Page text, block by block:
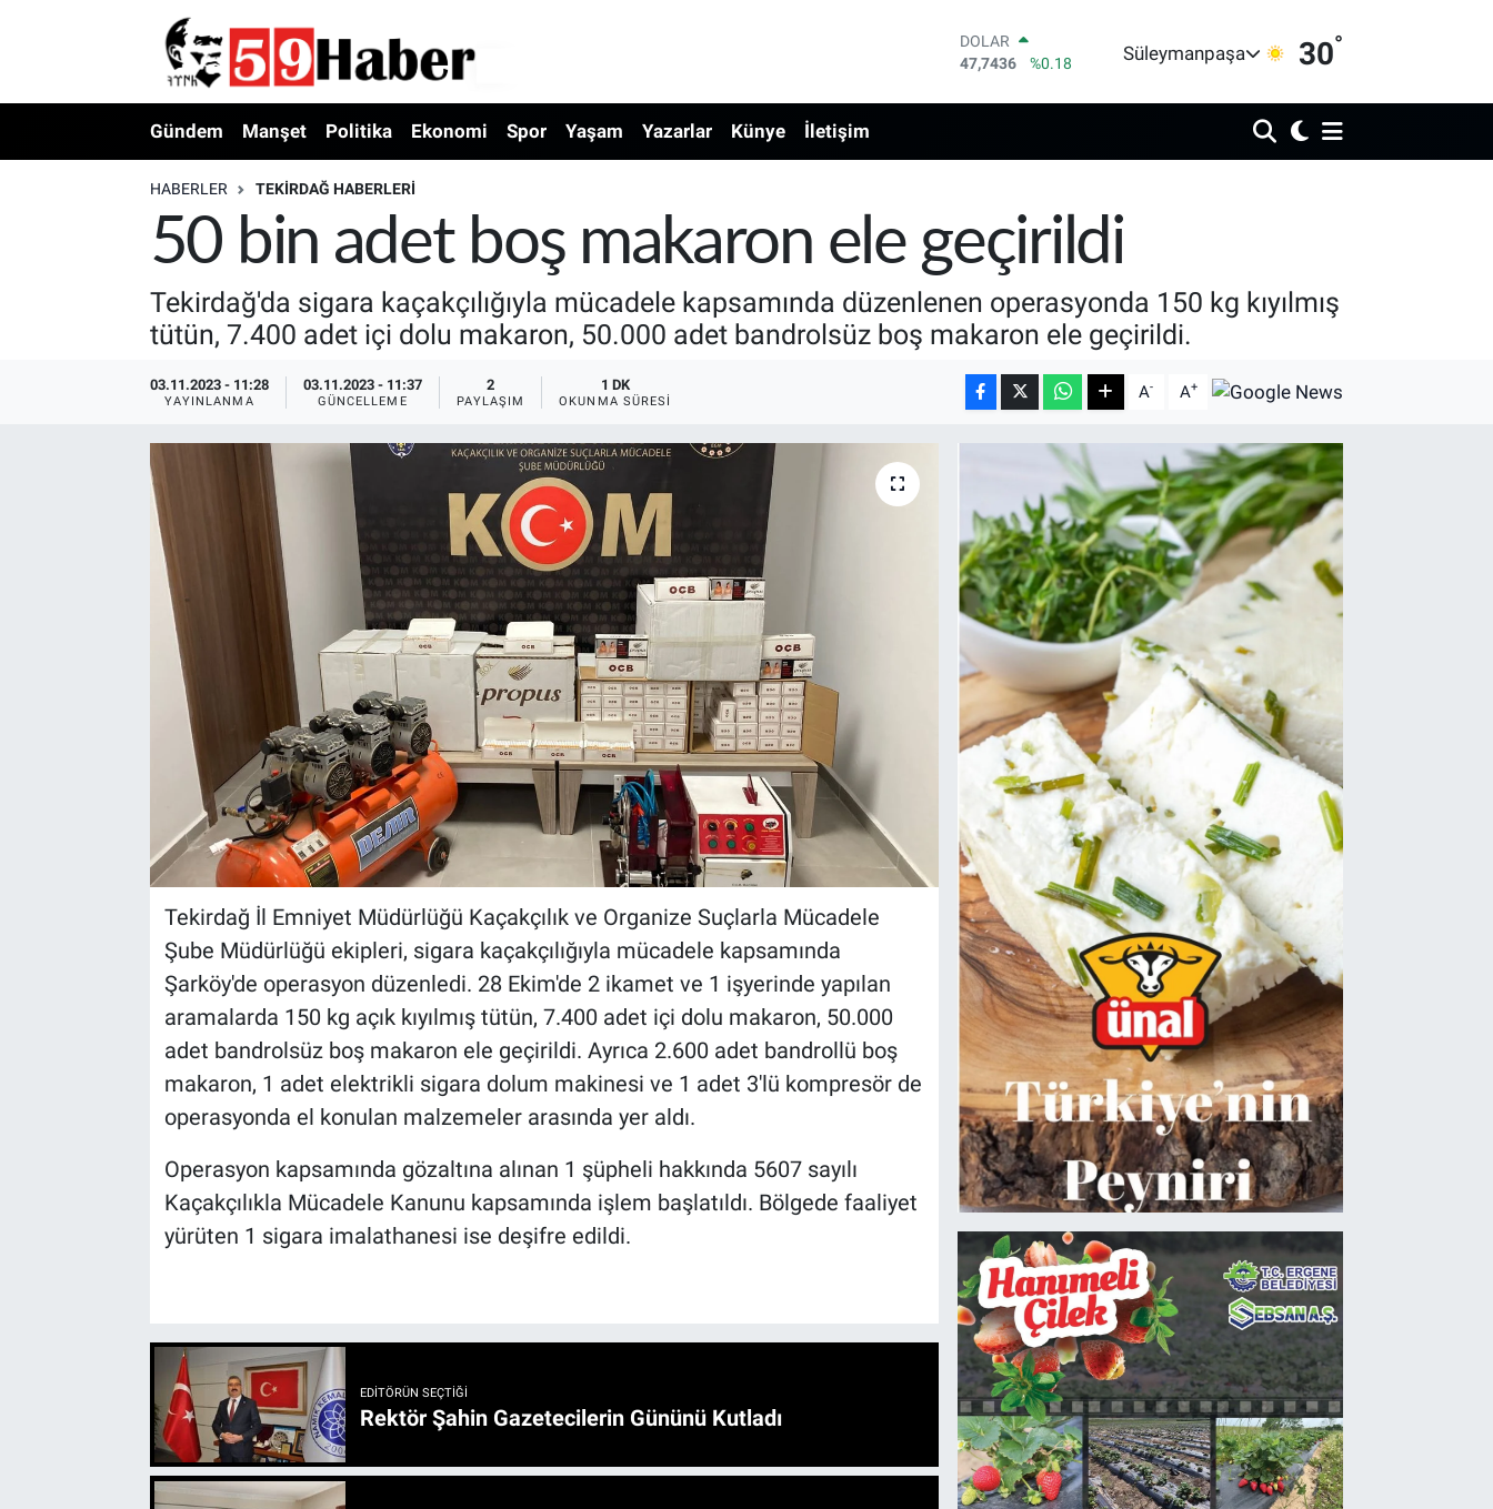
DOLAR
47,7436
%0.18
55,2510
%0.32
BİST100
13.779
%-14
BITCOIN
Süleymanpaşa 30°
Gündem Manşet Politika Ekonomi Spor Yaşam Yazarlar Künye İletişim
HABERLER TEKIRDAĞ HABERLERI
50 bin adet boş makaron ele geçirildi
Tekirdağ'da sigara kaçakçılığıyla mücadele kapsamında düzenlenen operasyonda 150 kg kıyılmış
tütün, 7.400 adet içi dolu makaron, 50.000 adet bandrolsüz boş makaron ele geçirildi.
03.11.2023 - 11:28
YAYINLANMA
03.11.2023 - 11:37
GÜNCELLEME
2
PAYLAŞIM
1 DK
OKUNMA SÜRESI A- A+
Tekirdağ İl Emniyet Müdürlüğü Kaçakçılık ve Organize Suçlarla Mücadele
Şube Müdürlüğü ekipleri, sigara kaçakçılığıyla mücadele kapsamında
Şarköy'de operasyon düzenledi. 28 Ekim'de 2 ikamet ve 1 işyerinde yapılan
aramalarda 150 kg açık kıyılmış tütün, 7.400 adet içi dolu makaron, 50.000
adet bandrolsüz boş makaron ele geçirildi. Ayrıca 2.600 adet bandrollü boş
makaron, 1 adet elektrikli sigara dolum makinesi ve 1 adet 3'lü kompresör de
operasyonda el konulan malzemeler arasında yer aldı.
Operasyon kapsamında gözaltına alınan 1 şüpheli hakkında 5607 sayılı
Kaçakçılıkla Mücadele Kanunu kapsamında işlem başlatıldı. Bölgede faaliyet
yürüten 1 sigara imalathanesi ise deşifre edildi.
EDITÖRÜN SEÇTIĞI
Rektör Şahin Gazetecilerin Gününü Kutladı